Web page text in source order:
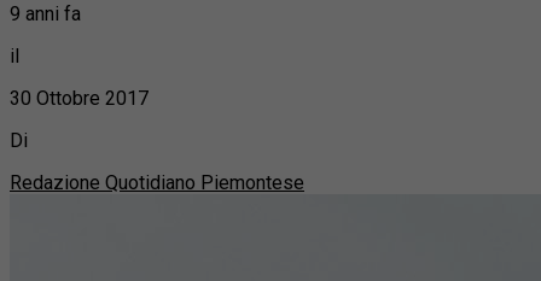
9 anni fa
il
30 Ottobre 2017
Di
Redazione Quotidiano Piemontese